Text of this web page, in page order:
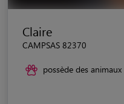
Claire
CAMPSAS 82370
possède des animaux